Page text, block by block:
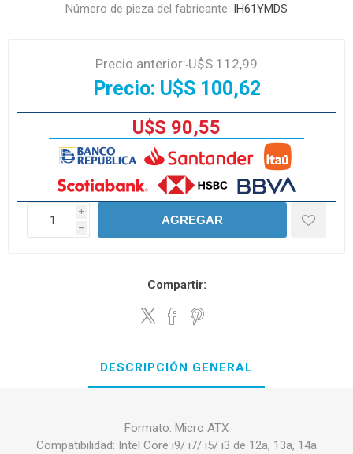
Número de pieza del fabricante: IH61YMDS
Precio anterior:U$S 112,99
Precio: U$S 100,62
U$S 90,55
i
h
AGREGAR
Compartir:
DESCRIPCIÓN GENERAL
Formato: Micro ATX
Compatibilidad: Intel Core i9/ i7/ i5/ i3 de 12a, 13a, 14a